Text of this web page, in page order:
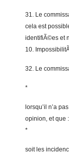
31. Le
cela est
identifiÃ©es et
10.
32. Le
*
lorsqu’il n’a
opinion, et que :
*
soit les